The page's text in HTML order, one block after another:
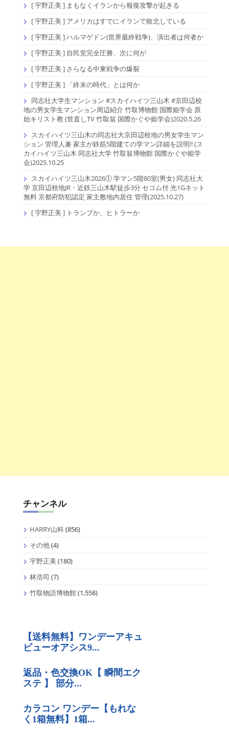
[ 宇野正美 ] まもなくイランから報復攻撃が起きる
[ 宇野正美 ] アメリカはすでにイランで敗北している
[ 宇野正美 ] ハルマゲドン(世界最終戦争)、演出者は何者か
[ 宇野正美 ] 自民党完全圧勝、次に何が
[ 宇野正美 ] さらなる中東戦争の爆裂
[ 宇野正美 ] 「終末の時代」とは何か
同志社大学生マンション #スカイハイツ三山木 #京田辺校
地の男女学生マンション周辺紹介 竹取博物館 国際姫学会 原
始キリスト教 (世直しTV 竹取翁 国際かぐや姫学会)2020.5.26
スカイハイツ三山木の同志社大京田辺校地の男女学生マン
ション 管理人兼 家主が鉄筋5階建ての学マン詳細を説明!! (ス
カイハイツ三山木 同志社大学 竹取翁博物館 国際かぐや姫学
会)2025.10.25
スカイハイツ三山木2026① 学マン5階80室(男女) 同志社大
学 京田辺校地JR・近鉄三山木駅徒歩3分 セコム付 光1Gネット
無料 京都府防犯認定 家主敷地内居住 管理(2025.10.27)
[ 宇野正美 ] トランプか、ヒトラーか
チャンネル
HARRY山科(856)
その他(4)
宇野正美(180)
林浩司 (7)
竹取物語博物館(1,558)